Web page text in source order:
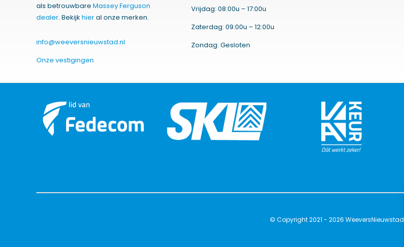
als betrouwbare Massey Ferguson
dealer. Bekijkhieral onze merken.
info@weeversnieuwstad.nl
Onze vestigingen
Vrijdag: 08:00u – 17:00u
Zaterdag: 09:00u – 12:00u
Zondag: Gesloten
© Copyright 2021 - 2026 WeeversNieuwstad